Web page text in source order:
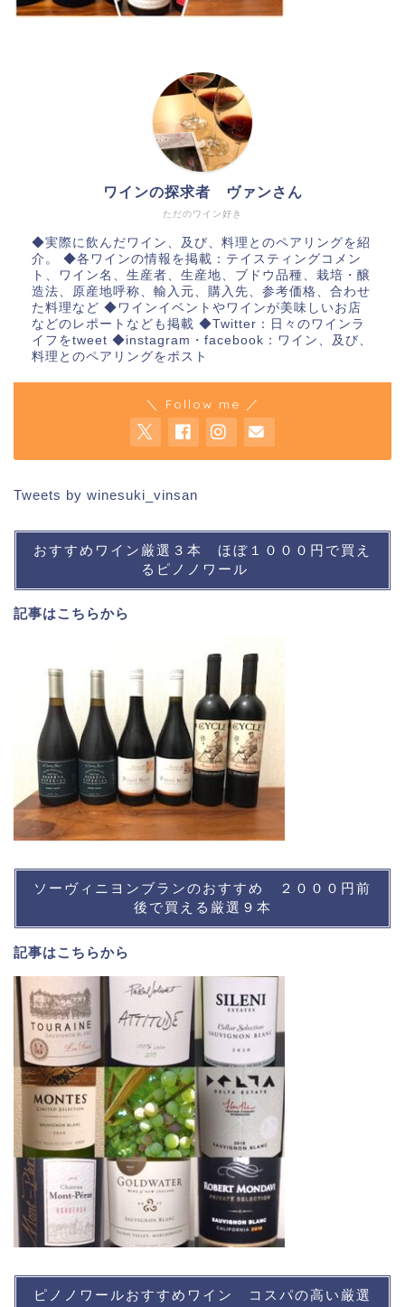
ただのワイン好き
ワインの探求者 ヴァンさん
◆実際に飲んだワイン、及び、料理とのペアリングを紹
介。 ◆各ワインの情報を掲載：テイスティングコメン
ト、ワイン名、生産者、生産地、ブドウ品種、栽培・醸
造法、原産地呼称、輸入元、購入先、参考価格、合わせ
た料理など ◆ワインイベントやワインが美味しいお店
などのレポートなども掲載 ◆Twitter：日々のワインラ
イフをtweet ◆instagram・facebook：ワイン、及び、
料理とのペアリングをポスト
＼ Follow me ／
Tweets by winesuki_vinsan
おすすめワイン厳選３本 ほぼ１０００円で買え
るピノノワール
記事はこちらから
ソーヴィニヨンブランのおすすめ ２０００円前
後で買える厳選９本
記事はこちらから
ピノノワールおすすめワイン コスパの高い厳選